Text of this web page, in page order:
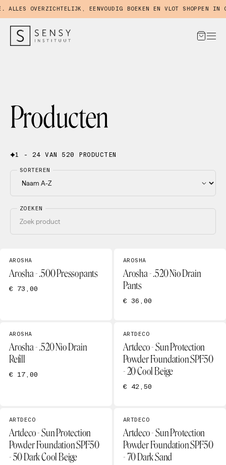
OVERZICHTELIJK, EENVOUDIG BOEKEN EN VLOT SHOPPEN IN
Producten
1 - 24 VAN 520 PRODUCTEN
ZOEKEN
SORTEREN
AROSHA
Arosha - .500 Pressopants
€ 73,00
AROSHA
Arosha - .520 Nio Drain
Pants
€ 36,00
AROSHA
Arosha - .520 Nio Drain
Refill
€ 17,00
ARTDECO
Artdeco - Sun Protection
Powder Foundation SPF50
- 20 Cool Beige
€ 42,50
ARTDECO
Artdeco - Sun Protection
Powder Foundation SPF50
- 50 Dark Cool Beige
ARTDECO
Artdeco - Sun Protection
Powder Foundation SPF50
- 70 Dark Sand